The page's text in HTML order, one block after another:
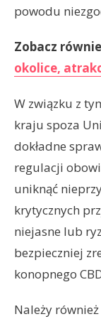
powodu
Zobacz
okolice,
W związku z
kraju spoza
dokładne
regulacji
uniknąć
krytycznych
niejasne lub
bezpieczniej
konopnego
Należy